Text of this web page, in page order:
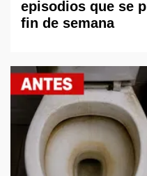
episodios que se
fin de semana